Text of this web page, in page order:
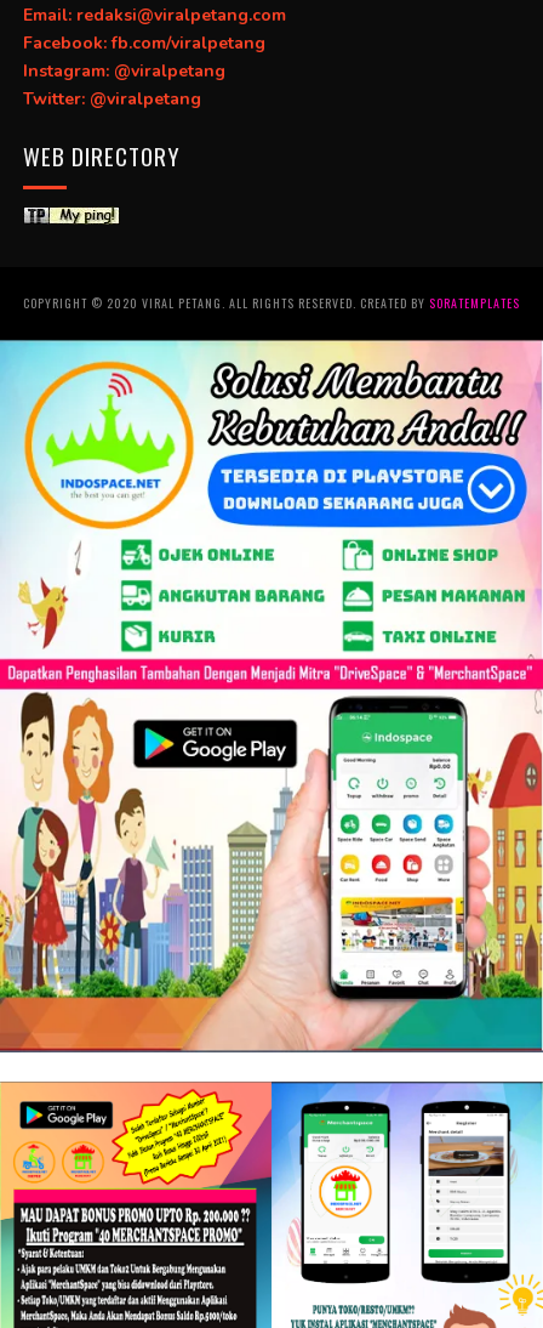
Email: redaksi@viralpetang.com
Facebook: fb.com/viralpetang
Instagram: @viralpetang
Twitter: @viralpetang
WEB DIRECTORY
COPYRIGHT © 2020 VIRAL PETANG. ALL RIGHTS RESERVED. CREATED BY SORATEMPLATES